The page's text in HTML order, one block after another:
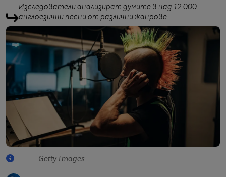
Изследователи анализират думите в над 12 000
англоезични песни от различни жанрове
Getty Images